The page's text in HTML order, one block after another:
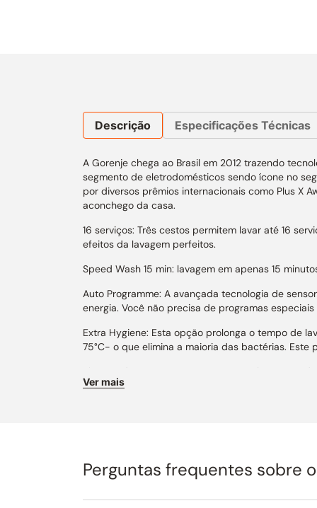
Descrição Especificações Técnicas
A Gorenje chega ao Brasil em 2012 trazendo
segmento de eletrodomésticos sendo ícone no
por diversos prêmios internacionais como Plus X
aconchego da casa.
16 serviços: Três cestos permitem lavar até 16
efeitos da lavagem perfeitos.
Speed Wash 15 min: lavagem em apenas 15
Auto Programme: A avançada tecnologia de
energia. Você não precisa de programas
Extra Hygiene: Esta opção prolonga o tempo de
75°C- o que elimina a maioria das bactérias. Este
impedindo os possíveis danos. O sistema
Eficiência AAA: Alta eficiência energética.
Inverter Power Drive: Potente motor Inverter
Ver mais
Perguntas frequentes sobre